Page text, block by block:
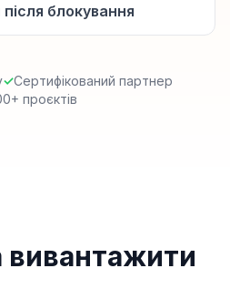
блокування
✓Сертифікований партнер
проєктів